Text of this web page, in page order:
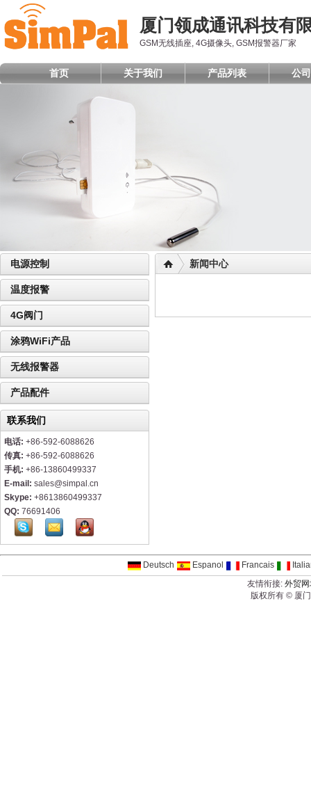
厦门领成通讯科技有
GSM无线插座, 4G摄像头, GSM报警器厂家
首页 关于我们 产品列表 公
电源控制
温度报警
4G阀门
涂鸦WiFi产品
无线报警器
产品配件
联系我们
电话: +86-592-6088626
传真: +86-592-6088626
手机: +86-13860499337
E-mail: sales@simpal.cn
Skype: +8613860499337
QQ: 76691406
新闻中心
Deutsch Espanol Francais
友情衔接: 外贸
版权所有 © 厦